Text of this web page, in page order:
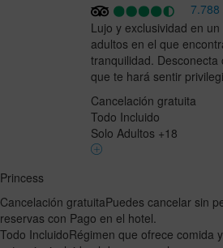
7.788
Lujo y exclusividad en
adultos en el que
tranquilidad. Desconecta
que te hará sentir
Cancelación gratuita
Todo Incluido
Solo Adultos +18
Princess
Cancelación gratuitaPuedes cancelar sin
reservas con Pago en el hotel.
Todo IncluidoRégimen que ofrece comida